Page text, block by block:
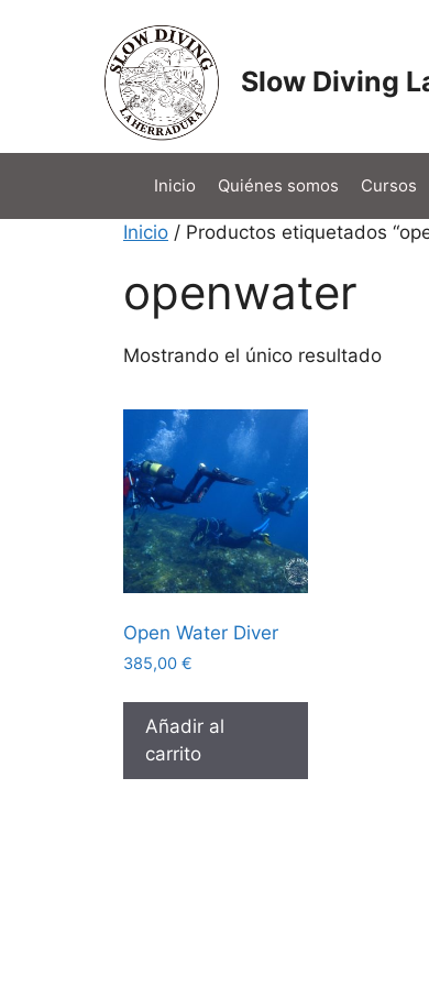
Slow Diving
Inicio Quiénes somos Cursos
Inicio / Productos etiquetados
openwater
Mostrando el único resultado
Open Water Diver
385,00 €
Añadir al
carrito